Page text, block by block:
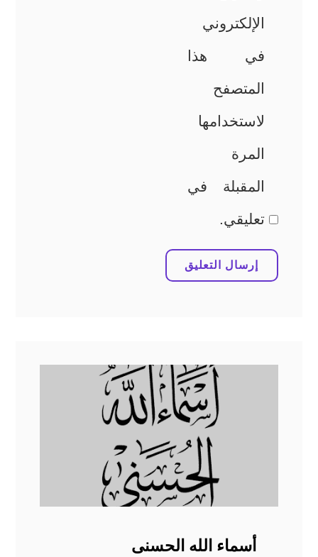
الإلكتروني
في هذا
المتصفح
لاستخدامها
المرة
المقبلة في
تعليقي.
أسماء الله الحسنى